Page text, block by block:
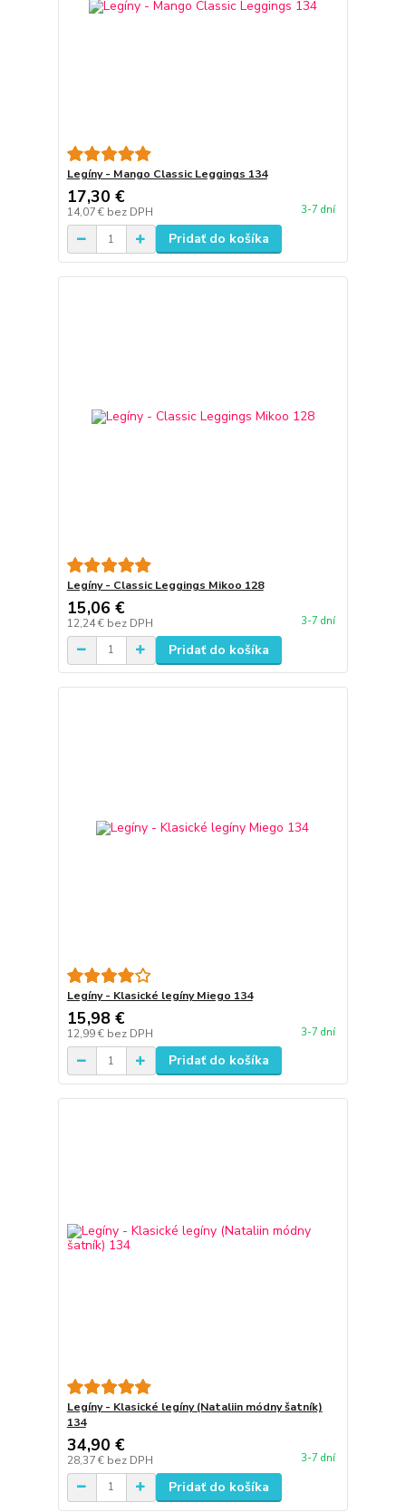
Legíny - Mango Classic Leggings 134
17,30 €
14,07 € bez DPH 3-7 dní
Pridať do košíka
Legíny - Classic Leggings Mikoo 128
15,06 €
12,24 € bez DPH 3-7 dní
Pridať do košíka
Legíny - Klasické legíny Miego 134
15,98 €
12,99 € bez DPH 3-7 dní
Pridať do košíka
Legíny - Klasické legíny (Nataliin módny šatník)
134
34,90 €
28,37 € bez DPH 3-7 dní
Pridať do košíka